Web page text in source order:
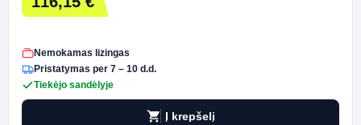
Nemokamas lizingas
Pristatymas per 7 – 10 d.d.
Tiekėjo sandėlyje
shopping_cart Į krepšelį